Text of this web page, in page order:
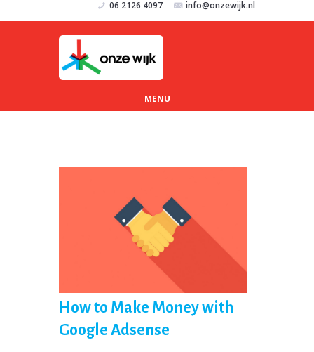
06 2126 4097 info@onzewijk.nl
MENU
How to Make Money with
Google Adsense